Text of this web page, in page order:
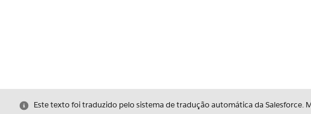
Fechar
Este texto foi traduzido pelo sistema de tradução automática da Salesforce.